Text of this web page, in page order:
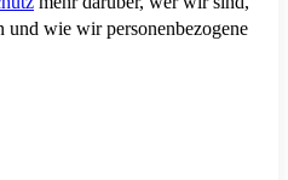
und wie wir personenbezogene